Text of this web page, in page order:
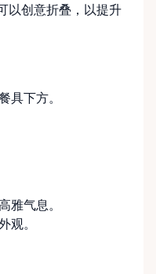
以创意折叠，以提升
具下方。
雅气息。
观。